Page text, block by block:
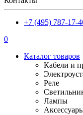
+7 (495) 787-17-
0
Каталог товаров
Кабели и
Реле
Лампы